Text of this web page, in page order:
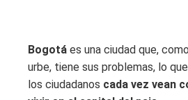
Bogotá es una ciudad que,
urbe, tiene sus problemas, lo
los ciudadanos cada vez vean